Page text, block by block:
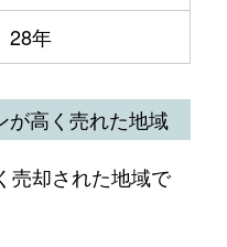
28年
が高く売れた地域
売却された地域で